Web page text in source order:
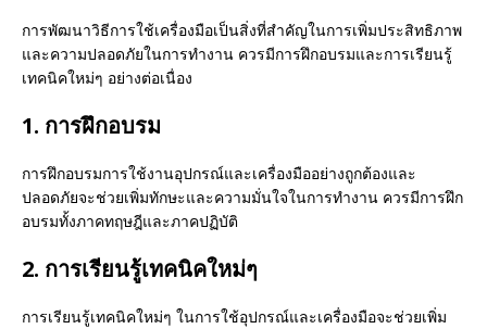
การพัฒนาวิธีการใช้เครื่องมือเป็นสิ่งที่สำคัญในการเพิ่มประสิทธิภาพ
และความปลอดภัยในการทำงาน ควรมีการฝึกอบรมและการเรียนรู้
เทคนิคใหม่ๆ อย่างต่อเนื่อง
1. การฝึกอบรม
การฝึกอบรมการใช้งานอุปกรณ์และเครื่องมืออย่างถูกต้องและ
ปลอดภัยจะช่วยเพิ่มทักษะและความมั่นใจในการทำงาน ควรมีการฝึก
อบรมทั้งภาคทฤษฎีและภาคปฏิบัติ
2. การเรียนรู้เทคนิคใหม่ๆ
การเรียนรู้เทคนิคใหม่ๆ ในการใช้อุปกรณ์และเครื่องมือจะช่วยเพิ่ม